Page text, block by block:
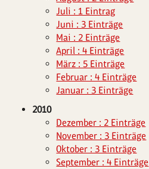
Juli : 1 Eintrag
Juni : 3 Einträge
Mai : 2 Einträge
April : 4 Einträge
März : 5 Einträge
Februar : 4 Einträge
Januar : 3 Einträge
2010
Dezember : 2 Einträge
November : 3 Einträge
Oktober : 3 Einträge
September : 4 Einträge